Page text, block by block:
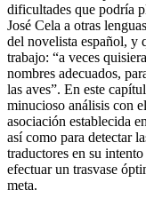
dificultades que podría
José Cela a otras
del novelista español, y
trabajo: “a veces
nombres adecuados,
las aves”. En este
minucioso análisis con
asociación establecida
así como para detectar
traductores en su
efectuar un trasvase
meta.